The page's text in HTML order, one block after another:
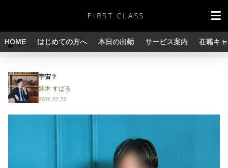
HOME はじめての方へ 本日の出勤 サービス案内 在籍キ
ホーム 日記
宇宙？
鈴木 すばる
2026.02.23